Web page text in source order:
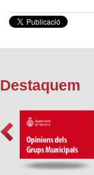
Destaquem